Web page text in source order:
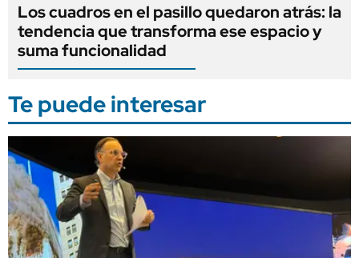
Los cuadros en el pasillo quedaron atrás: la
tendencia que transforma ese espacio y
suma funcionalidad
Te puede interesar